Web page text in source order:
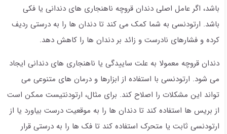
باشد، اگر عامل اصلی دندان قروچه ناهنجاری های دندانی یا فکی
باشد. ارتودنسی به شما کمک می کند تا دندان ها را به درستی ردیف
کرده و فشارهای نادرست و زائد بر دندان ها را کاهش دهد.
دندان قروچه معمولا به علت ساییدگی یا ناهنجاری های دندانی ایجاد
می شود. ارتودنسی با استفاده از ابزارها و درمان های متنوعی می
تواند این مشکلات را اصلاح کند. برای مثال، ارتودنتیست ممکن است
از بریس ها استفاده کند تا دندان ها را به موقعیت درست بیاورد یا از
ارتودنسی ثابت یا متحرک استفاده کند تا فک ها را به درستی قرار